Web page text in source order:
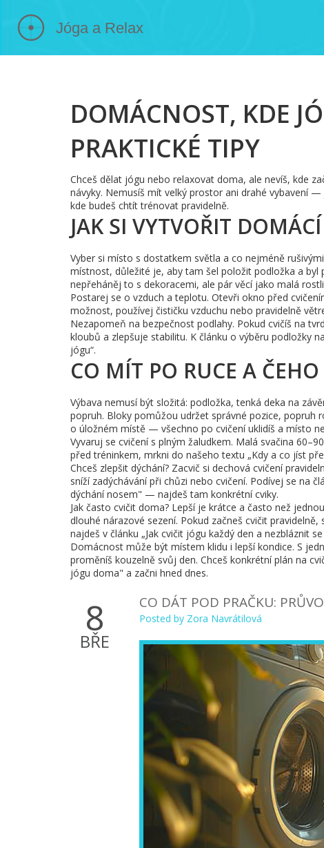
DOMÁCNOST, KDE
PRAKTICKÉ TIPY
Chceš dělat jógu nebo relaxovat doma, ale nevíš, kde
návyky. Nemusíš mít velký prostor ani drahé vybavení
kde budeš chtít trénovat pravidelně.
JAK SI VYTVOŘIT
Vyber si místo s dostatkem světla a co nejméně
místnost, důležité je, aby tam šel položit podložka a
nepřeháněj to s dekoracemi, ale pár věcí jako malá
Postarej se o vzduch a teplotu. Otevři okno před
možnost, používej čističku vzduchu nebo pravidelně
Nezapomeň na bezpečnost podlahy. Pokud cvičíš na
kloubů a zlepšuje stabilitu. K článku o výběru podložky
jógu“.
CO MÍT PO RUCE A
Výbava nemusí být složitá: podložka, tenká deka na
popruh. Bloky pomůžou udržet správné pozice,
o úložném místě — všechno po cvičení uklidíš a místo
Vyvaruj se cvičení s plným žaludkem. Malá svačina
před tréninkem, mrkni do našeho textu „Kdy a co jíst
Chceš zlepšit dýchání? Zacvič si dechová cvičení
sníží zadýchávání při chůzi nebo cvičení. Podívej se na
dýchání nosem" — najdeš tam konkrétní cviky.
Jak často cvičit doma? Lepší je krátce a často než
dlouhé nárazové sezení. Pokud začneš cvičit
najdeš v článku „Jak cvičit jógu každý den a nezbláznit
Domácnost může být místem klidu i lepší kondice. S
proměníš kouzelně svůj den. Chceš konkrétní plán na
jógu doma" a začni hned dnes.
8
BŘE
CO DÁT POD PRAČKU:
Posted by Zora Navrátilová